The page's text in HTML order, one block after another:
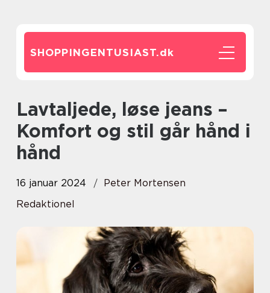
SHOPPINGENTUSIAST.dk
Lavtaljede, løse jeans –
Komfort og stil går hånd i
hånd
16 januar 2024
Peter Mortensen
Redaktionel